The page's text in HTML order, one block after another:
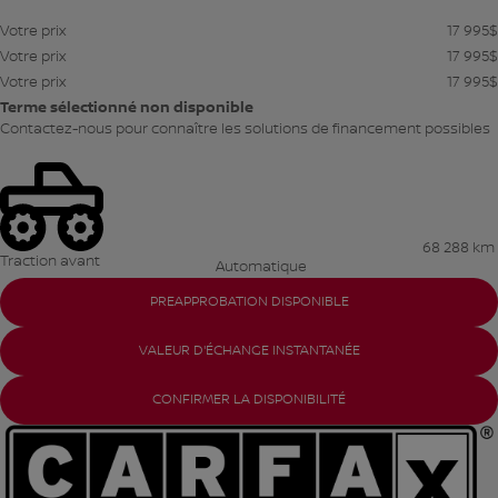
Votre prix 17 995$
Votre prix
17 995$
Votre prix
17 995$
Terme sélectionné non disponible
Contactez-nous pour connaître les solutions de financement possibles
Traction avant Automatique
68 288 km
PREAPPROBATION DISPONIBLE
VALEUR D'ÉCHANGE INSTANTANÉE
CONFIRMER LA DISPONIBILITÉ